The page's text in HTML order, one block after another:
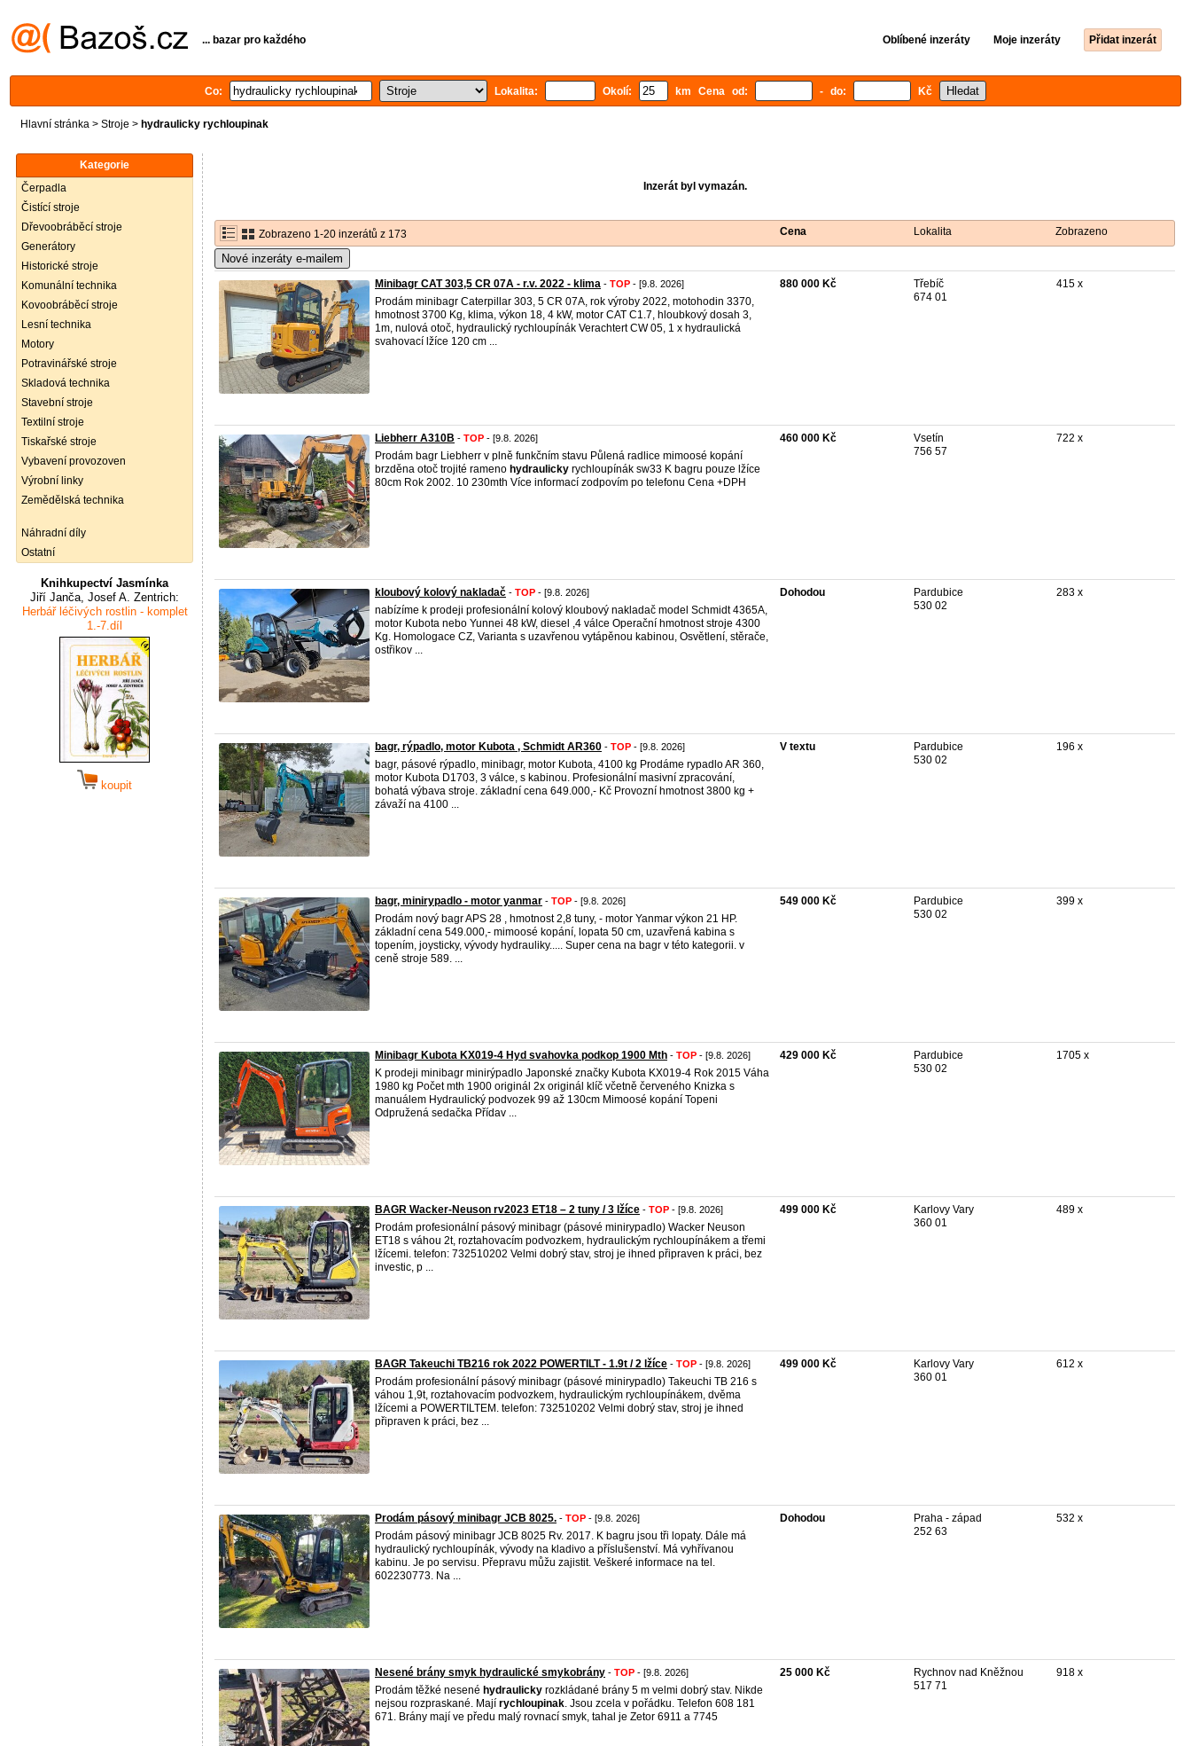
... bazar pro každého Oblíbené inzeráty Moje inzeráty Přidat inzerát
Co: Lokalita: Okolí: km Cena od: - do: Kč
Hlavní stránka > Stroje > hydraulicky rychloupinak
Kategorie
Čerpadla
Čistící stroje
Dřevoobráběcí stroje
Generátory
Historické stroje
Komunální technika
Kovoobráběcí stroje
Lesní technika
Motory
Potravinářské stroje
Skladová technika
Stavební stroje
Textilní stroje
Tiskařské stroje
Vybavení provozoven
Výrobní linky
Zemědělská technika
Náhradní díly
Ostatní
Knihkupectví Jasmínka
Jiří Janča, Josef A. Zentrich:
Herbář léčivých rostlin - komplet
1.-7.díl
koupit
Inzerát byl vymazán.
Zobrazeno 1-20 inzerátů z 173 Cena Lokalita Zobrazeno
Nové inzeráty e-mailem
Minibagr CAT 303,5 CR 07A - r.v. 2022 - klima - TOP - [9.8. 2026]
Prodám minibagr Caterpillar 303, 5 CR 07A, rok výroby 2022, motohodin 3370,
hmotnost 3700 Kg, klima, výkon 18, 4 kW, motor CAT C1.7, hloubkový dosah 3,
1m, nulová otoč, hydraulický rychloupínák Verachtert CW 05, 1 x hydraulická
svahovací lžíce 120 cm ...
880 000 Kč
Třebíč
674 01
415 x
Liebherr A310B - TOP - [9.8. 2026]
Prodám bagr Liebherr v plně funkčním stavu Půlená radlice mimoosé kopání
brzděna otoč trojité rameno hydraulicky rychloupínák sw33 K bagru pouze lžíce
80cm Rok 2002. 10 230mth Více informací zodpovím po telefonu Cena +DPH
460 000 Kč
Vsetín
756 57
722 x
kloubový kolový nakladač - TOP - [9.8. 2026]
nabízíme k prodeji profesionální kolový kloubový nakladač model Schmidt 4365A,
motor Kubota nebo Yunnei 48 kW, diesel ,4 válce Operační hmotnost stroje 4300
Kg. Homologace CZ, Varianta s uzavřenou vytápěnou kabinou, Osvětlení, stěrače,
ostřikov ...
Dohodou
Pardubice
530 02
283 x
bagr, rýpadlo, motor Kubota , Schmidt AR360 - TOP - [9.8. 2026]
bagr, pásové rýpadlo, minibagr, motor Kubota, 4100 kg Prodáme rypadlo AR 360,
motor Kubota D1703, 3 válce, s kabinou. Profesionální masivní zpracování,
bohatá výbava stroje. základní cena 649.000,- Kč Provozní hmotnost 3800 kg +
závaží na 4100 ...
V textu
Pardubice
530 02
196 x
bagr, minirypadlo - motor yanmar - TOP - [9.8. 2026]
Prodám nový bagr APS 28 , hmotnost 2,8 tuny, - motor Yanmar výkon 21 HP.
základní cena 549.000,- mimoosé kopání, lopata 50 cm, uzavřená kabina s
topením, joysticky, vývody hydrauliky..... Super cena na bagr v této kategorii. v
ceně stroje 589. ...
549 000 Kč
Pardubice
530 02
399 x
Minibagr Kubota KX019-4 Hyd svahovka podkop 1900 Mth - TOP - [9.8. 2026]
K prodeji minibagr minirýpadlo Japonské značky Kubota KX019-4 Rok 2015 Váha
1980 kg Počet mth 1900 originál 2x originál klíč včetně červeného Knizka s
manuálem Hydraulický podvozek 99 až 130cm Mimoosé kopání Topeni
Odpružená sedačka Přídav ...
429 000 Kč
Pardubice
530 02
1705 x
BAGR Wacker-Neuson rv2023 ET18 – 2 tuny / 3 lžíce - TOP - [9.8. 2026]
Prodám profesionální pásový minibagr (pásové minirypadlo) Wacker Neuson
ET18 s váhou 2t, roztahovacím podvozkem, hydraulickým rychloupínákem a třemi
lžícemi. telefon: 732510202 Velmi dobrý stav, stroj je ihned připraven k práci, bez
investic, p ...
499 000 Kč
Karlovy Vary
360 01
489 x
BAGR Takeuchi TB216 rok 2022 POWERTILT - 1.9t / 2 lžíce - TOP - [9.8. 2026]
Prodám profesionální pásový minibagr (pásové minirypadlo) Takeuchi TB 216 s
váhou 1,9t, roztahovacím podvozkem, hydraulickým rychloupínákem, dvěma
lžícemi a POWERTILTEM. telefon: 732510202 Velmi dobrý stav, stroj je ihned
připraven k práci, bez ...
499 000 Kč
Karlovy Vary
360 01
612 x
Prodám pásový minibagr JCB 8025. - TOP - [9.8. 2026]
Prodám pásový minibagr JCB 8025 Rv. 2017. K bagru jsou tři lopaty. Dále má
hydraulický rychloupínák, vývody na kladivo a příslušenství. Má vyhřívanou
kabinu. Je po servisu. Přepravu můžu zajistit. Veškeré informace na tel.
602230773. Na ...
Dohodou
Praha - západ
252 63
532 x
Nesené brány smyk hydraulické smykobrány - TOP - [9.8. 2026]
Prodám těžké nesené hydraulicky rozkládané brány 5 m velmi dobrý stav. Nikde
nejsou rozpraskané. Mají rychloupinak. Jsou zcela v pořádku. Telefon 608 181
671. Brány mají ve předu malý rovnací smyk, tahal je Zetor 6911 a 7745
25 000 Kč
Rychnov nad Kněžnou
517 71
918 x